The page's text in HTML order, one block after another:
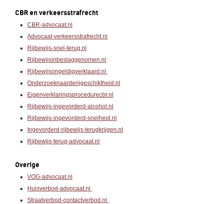
CBR en verkeersstrafrecht
CBR-advocaat.nl
Advocaat-verkeersstrafrecht.nl
Rijbewijs-snel-terug.nl
Rijbewijsinbeslaggenomen.nl
Rijbewijsongeldigverklaard.nl
Onderzoeknaarderijgeschiktheid.nl
Eigenverklaringsprocedurecbr.nl
Rijbewijs-ingevorderd-alcohol.nl
Rijbewijs-ingevorderd-snelheid.nl
Ingevorderd-rijbewijs-terugkrijgen.nl
Rijbewijs-terug-advocaat.nl
Overige
VOG-advocaat.nl
Huisverbod-advocaat.nl
Straatverbod-contactverbod.nl